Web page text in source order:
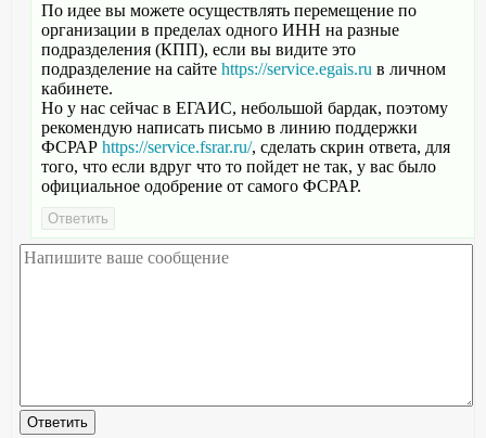
По идее вы можете осуществлять перемещение по
организации в пределах одного ИНН на разные
подразделения (КПП), если вы видите это
подразделение на сайте https://service.egais.ru в личном
кабинете.
Но у нас сейчас в ЕГАИС, небольшой бардак, поэтому
рекомендую написать письмо в линию поддержки
ФСРАР https://service.fsrar.ru/, сделать скрин ответа, для
того, что если вдруг что то пойдет не так, у вас было
официальное одобрение от самого ФСРАР.